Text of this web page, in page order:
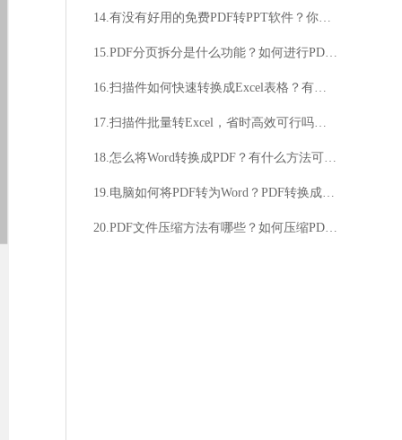
14.有没有好用的免费PDF转PPT软件？你知道哪些免费的PDF转PPT软件？
15.PDF分页拆分是什么功能？如何进行PDF分页拆分操作？
16.扫描件如何快速转换成Excel表格？有没有简便的方法将扫描件转换为Excel？
17.扫描件批量转Excel，省时高效可行吗？如何实现扫描件批量转Excel的自动化处理？
18.怎么将Word转换成PDF？有什么方法可以将Word转换成PDF吗？
19.电脑如何将PDF转为Word？PDF转换成Word的步骤是什么？
20.PDF文件压缩方法有哪些？如何压缩PDF文件？